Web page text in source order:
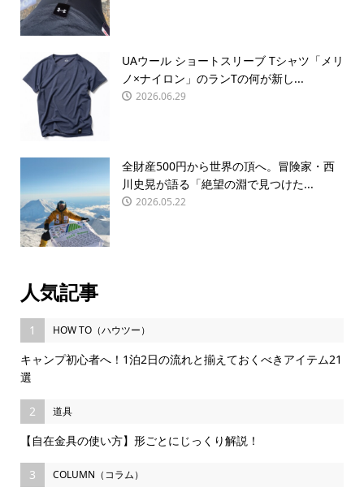
UAウール ショートスリーブ Tシャツ「メリ
ノ×ナイロン」のランTの何が新し...
2026.06.29
全財産500円から世界の頂へ。冒険家・西
川史晃が語る「絶望の淵で見つけた...
2026.05.22
人気記事
1 HOW TO（ハウツー）
キャンプ初心者へ！1泊2日の流れと揃えておくべきアイテム21
選
2 道具
【自在金具の使い方】形ごとにじっくり解説！
3 COLUMN（コラム）